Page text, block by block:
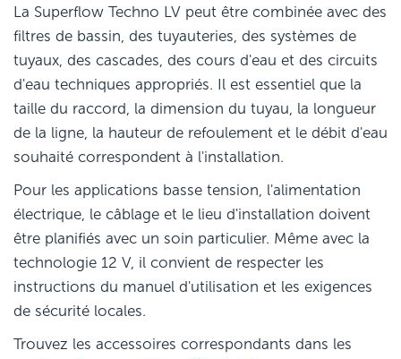
La Superflow Techno LV peut être combinée avec des
filtres de bassin, des tuyauteries, des systèmes de
tuyaux, des cascades, des cours d'eau et des circuits
d'eau techniques appropriés. Il est essentiel que la
taille du raccord, la dimension du tuyau, la longueur
de la ligne, la hauteur de refoulement et le débit d'eau
souhaité correspondent à l'installation.
Pour les applications basse tension, l'alimentation
électrique, le câblage et le lieu d'installation doivent
être planifiés avec un soin particulier. Même avec la
technologie 12 V, il convient de respecter les
instructions du manuel d'utilisation et les exigences
de sécurité locales.
Trouvez les accessoires correspondants dans les